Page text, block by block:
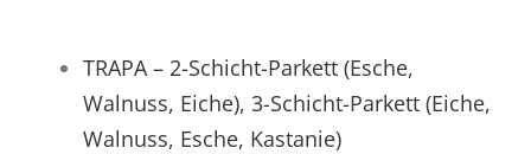
TRAPA – 2-Schicht-Parkett (Esche,
Walnuss, Eiche), 3-Schicht-Parkett (Eiche,
Walnuss, Esche, Kastanie)